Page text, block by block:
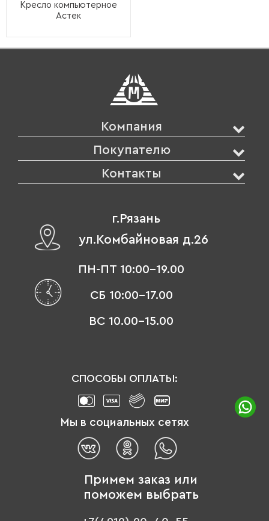
Кресло компьютерное
Астек
Компания
Покупателю
Контакты
г.Рязань
ул.Комбайновая д.26
ПН-ПТ 10:00-19.00
СБ 10:00-17.00
ВС 10.00-15.00
СПОСОБЫ ОПЛАТЫ:
Мы в социальных сетях
Примем заказ или
поможем выбрать